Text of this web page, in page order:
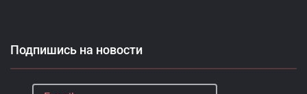
Подпишись на новости